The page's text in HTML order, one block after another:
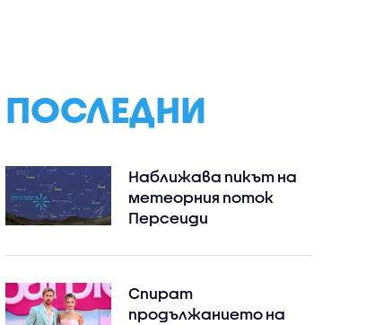
ПОСЛЕДНИ
Наближава пикът на
метеорния поток
Персеиди
Спират
продължанието на